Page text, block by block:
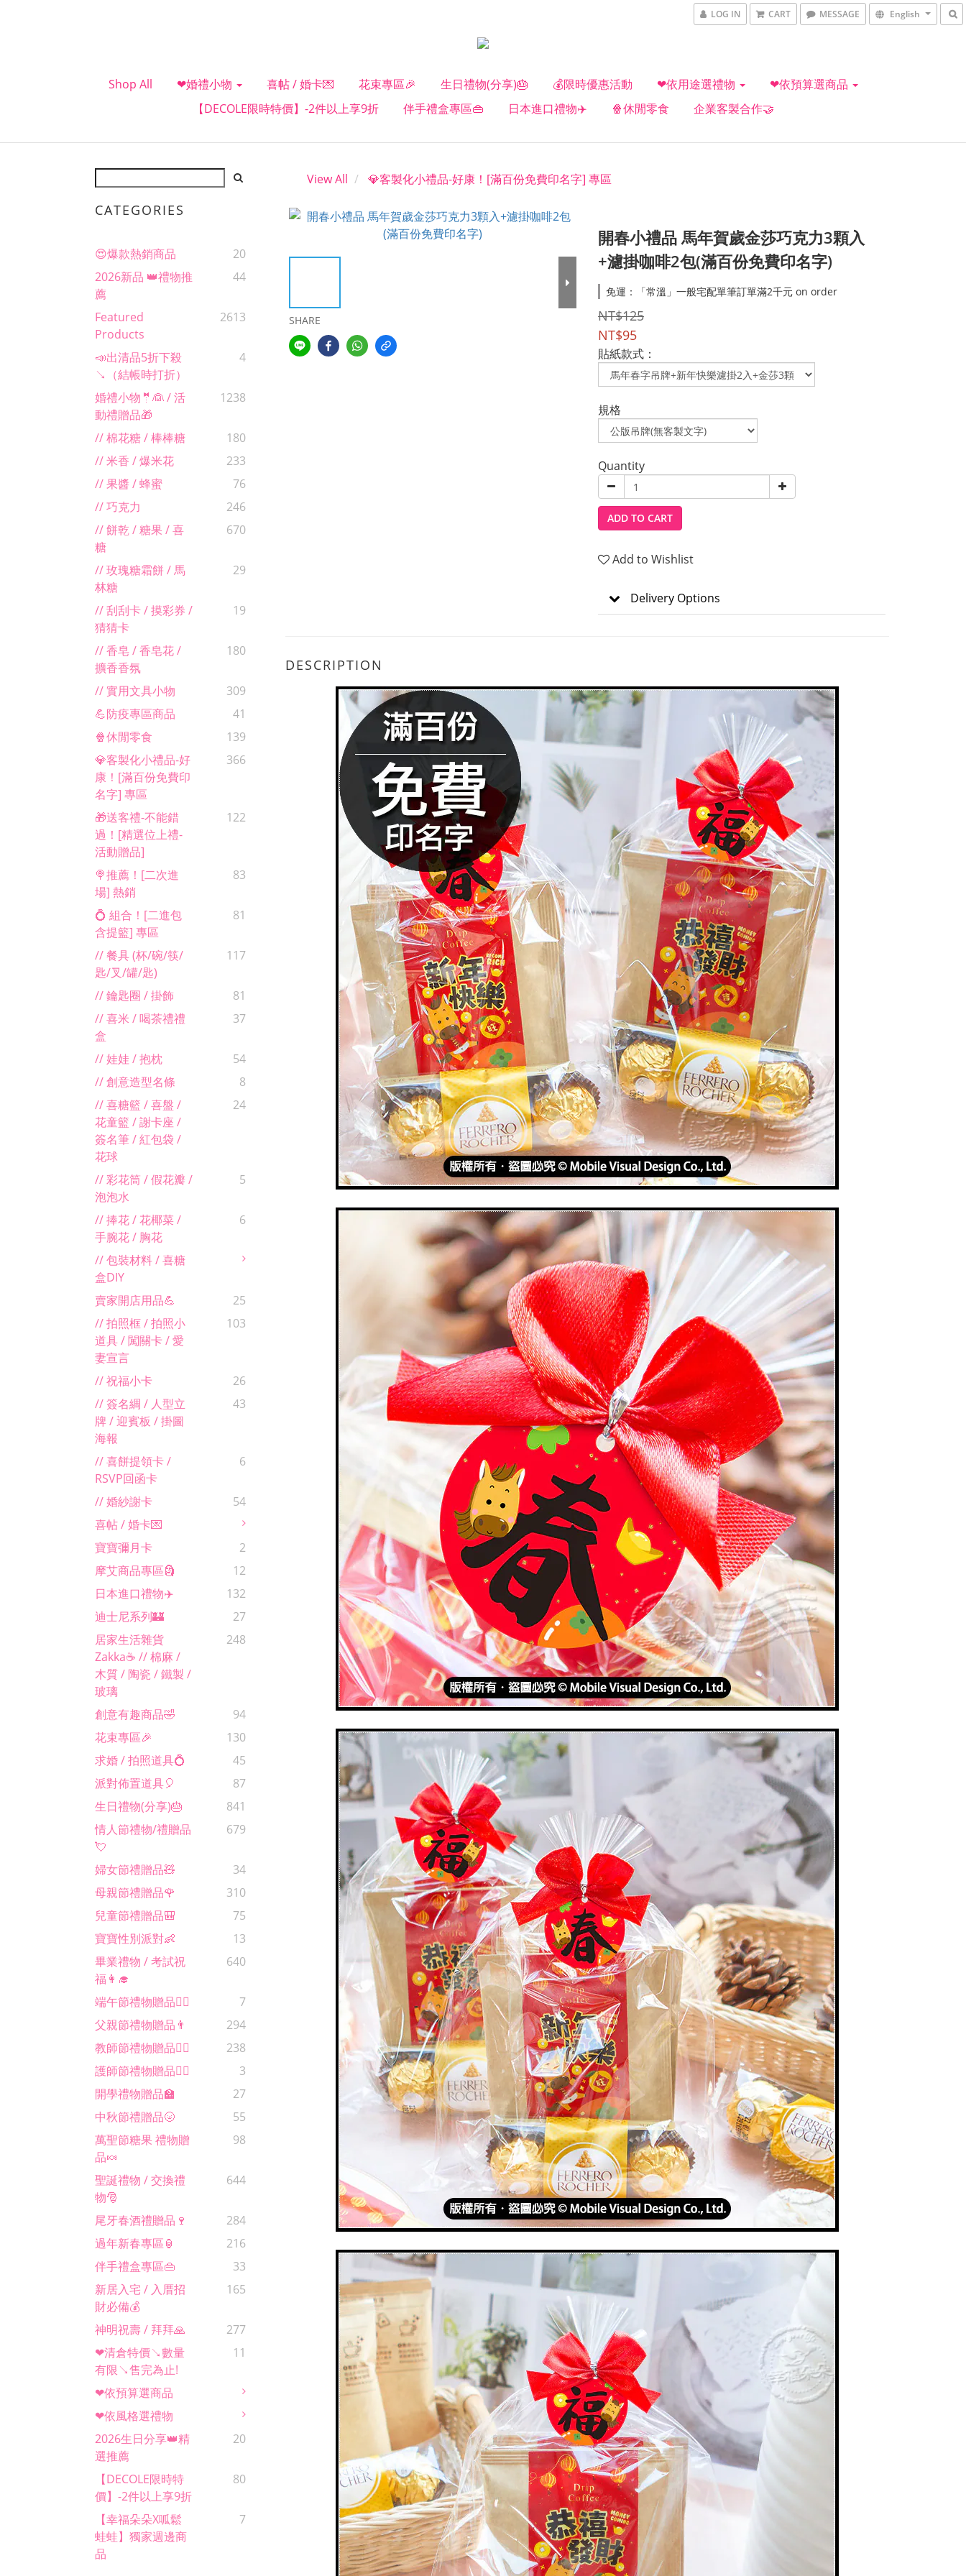
LOG IN CART MESSAGE English
Shop All ❤婚禮小物 喜帖 / 婚卡💌 花束專區🎉 生日禮物(分享)🎂 💰限時優惠活動 ❤依用途選禮物
❤依預算選商品
【DECOLE限時特價】-2件以上享9折
伴手禮盒專區👜 日本進口禮物✈️ 🍿休閒零食 企業客製合作🤝
CATEGORIES
😍爆款熱銷商品
20
2026新品 👑禮物推
薦
44
Featured
Products
2613
📣出清品5折下殺
↘（結帳時打折）
4
婚禮小物🤵👰 / 活
動禮贈品🎁
1238
// 棉花糖 / 棒棒糖
180
// 米香 / 爆米花
233
// 果醬 / 蜂蜜
76
// 巧克力
246
// 餅乾 / 糖果 / 喜
糖
670
// 玫瑰糖霜餅 / 馬
林糖
29
// 刮刮卡 / 摸彩券 /
猜猜卡
19
// 香皂 / 香皂花 /
擴香香氛
180
// 實用文具小物
309
💪防疫專區商品
41
🍿休閒零食
139
💎客製化小禮品-好
康！[滿百份免費印
名字] 專區
366
🎁送客禮-不能錯
過！[精選位上禮-
活動贈品]
122
🍭推薦！[二次進
場] 熱銷
83
💍 組合！[二進包
含提籃] 專區
81
// 餐具 (杯/碗/筷/
匙/叉/罐/匙)
117
// 鑰匙圈 / 掛飾
81
// 喜米 / 喝茶禮禮
盒
37
// 娃娃 / 抱枕
54
// 創意造型名條
8
// 喜糖籃 / 喜盤 /
花童籃 / 謝卡座 /
簽名筆 / 紅包袋 /
花球
24
// 彩花筒 / 假花瓣 /
泡泡水
5
// 捧花 / 花椰菜 /
手腕花 / 胸花
6
// 包裝材料 / 喜糖
盒DIY
賣家開店用品💪
25
// 拍照框 / 拍照小
道具 / 闖關卡 / 愛
妻宣言
103
// 祝福小卡
26
// 簽名綢 / 人型立
牌 / 迎賓板 / 掛圖
海報
43
// 喜餅提領卡 /
RSVP回函卡
6
// 婚紗謝卡
54
喜帖 / 婚卡💌
寶寶彌月卡
2
摩艾商品專區🗿
12
日本進口禮物✈️
132
迪士尼系列🏰
27
居家生活雜貨
Zakka☕️ // 棉麻 /
木質 / 陶瓷 / 鐵製 /
玻璃
248
創意有趣商品🤣
94
花束專區🎉
130
求婚 / 拍照道具💍
45
派對佈置道具🎈
87
生日禮物(分享)🎂
841
情人節禮物/禮贈品
💘
679
婦女節禮贈品🧸
34
母親節禮贈品🌹
310
兒童節禮贈品🎒
75
寶寶性別派對👶
13
畢業禮物 / 考試祝
福👩‍🎓
640
端午節禮物贈品🚣‍♂️
7
父親節禮物贈品👨
294
教師節禮物贈品🙋‍♀️
238
護師節禮物贈品🧑‍⚕️
3
開學禮物贈品🏫
27
中秋節禮贈品🌝
55
萬聖節糖果 禮物贈
品🍬
98
聖誕禮物 / 交換禮
物🎅
644
尾牙春酒禮贈品🍷
284
過年新春專區🏮
216
伴手禮盒專區👜
33
新居入宅 / 入厝招
財必備💰
165
神明祝壽 / 拜拜🙏
277
❤清倉特價↘數量
有限↘售完為止!
11
❤依預算選商品
❤依風格選禮物
2026生日分享👑精
選推薦
20
【DECOLE限時特
價】-2件以上享9折
80
【幸福朵朵x呱鬆
蛙蛙】獨家週邊商
品
7
View All 💎客製化小禮品-好康！[滿百份免費印名字] 專區
SHARE
開春小禮品 馬年賀歲金莎巧克力3顆入
+濾掛咖啡2包(滿百份免費印名字)
免運：「常溫」一般宅配單筆訂單滿2千元 on order
NT$125
NT$95
貼紙款式：
規格
Quantity
ADD TO CART
Add to Wishlist
Delivery Options
DESCRIPTION